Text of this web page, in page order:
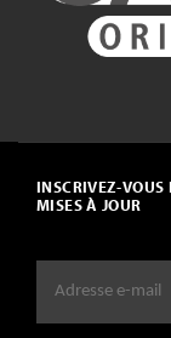
INSCRIVEZ-VOUS
MISES À JOUR